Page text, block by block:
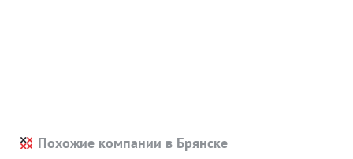
Похожие компании в Брянске